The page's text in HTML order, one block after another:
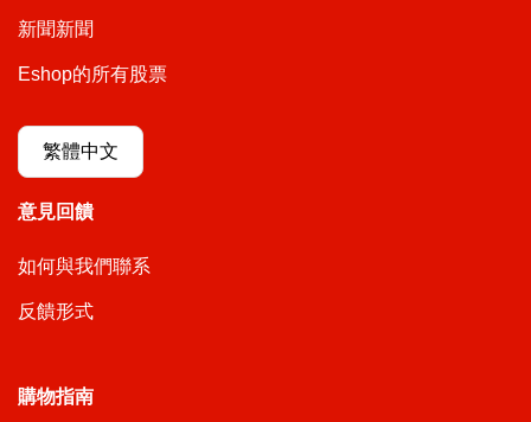
新聞新聞
Eshop的所有股票
繁體中文
意見回饋
如何與我們聯系
反饋形式
購物指南